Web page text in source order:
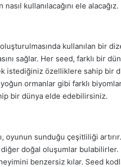
kullanılacağını ele alacağız.
kullanılan bir
sağlar. Her seed, farklı bir
istediğiniz özelliklere sahip bir
ormanlar gibi farklı
bir dünya elde edebilirsiniz.
oyunun sunduğu çeşitliliği
diğer doğal oluşumlar
benzersiz kılar. Seed